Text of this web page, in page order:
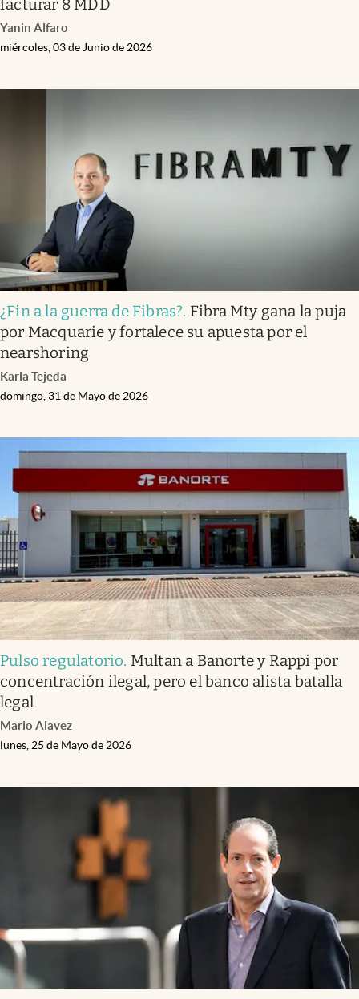
facturar 8 MDD
Yanin Alfaro
miércoles, 03 de Junio de 2026
¿Fin a la guerra de Fibras?. Fibra Mty gana la puja
por Macquarie y fortalece su apuesta por el
nearshoring
Karla Tejeda
domingo, 31 de Mayo de 2026
Pulso regulatorio. Multan a Banorte y Rappi por
concentración ilegal, pero el banco alista batalla
legal
Mario Alavez
lunes, 25 de Mayo de 2026